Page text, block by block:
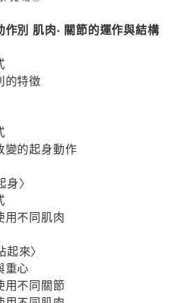
別 肌肉‧ 關節的運作與結構
的特徵
變的起身動作
身〉
用不同肌肉
起來〉
重心
用不同關節